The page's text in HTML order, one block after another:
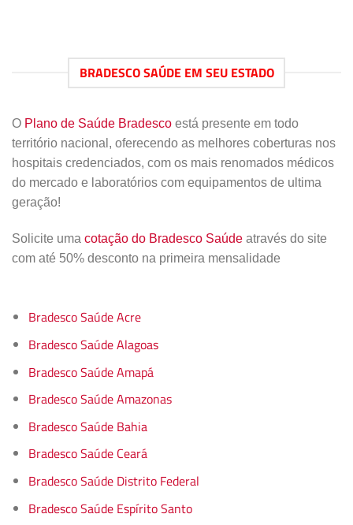
BRADESCO SAÚDE EM SEU ESTADO
O Plano de Saúde Bradesco está presente em todo
território nacional, oferecendo as melhores coberturas nos
hospitais credenciados, com os mais renomados médicos
do mercado e laboratórios com equipamentos de ultima
geração!
Solicite uma cotação do Bradesco Saúde através do site
com até 50% desconto na primeira mensalidade
Bradesco Saúde Acre
Bradesco Saúde Alagoas
Bradesco Saúde Amapá
Bradesco Saúde Amazonas
Bradesco Saúde Bahia
Bradesco Saúde Ceará
Bradesco Saúde Distrito Federal
Bradesco Saúde Espírito Santo